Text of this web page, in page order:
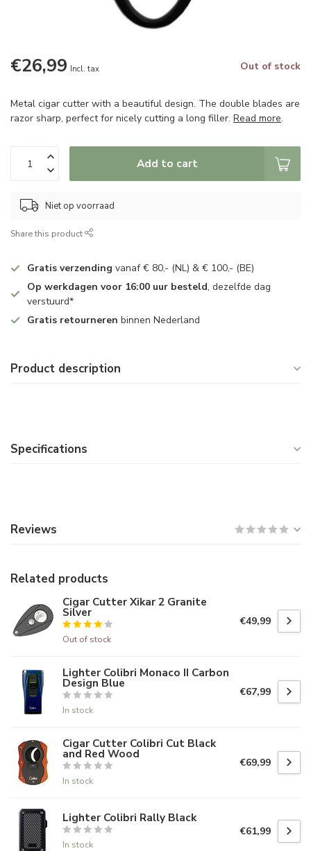
€26,99 Incl. tax Out of stock
Metal cigar cutter with a beautiful design. The double blades are
razor sharp, perfect for nicely cutting a long filler. Read more.
Add to cart
Niet op voorraad
Share this product
Gratis verzending vanaf € 80,- (NL) & € 100,- (BE)
Op werkdagen voor 16:00 uur besteld, dezelfde dag
verstuurd*
Gratis retourneren binnen Nederland
Product description
Specifications
Reviews
Related products
Cigar Cutter Xikar 2 Granite
Silver
Out of stock
€49,99
Lighter Colibri Monaco II Carbon
Design Blue
In stock
€67,99
Cigar Cutter Colibri Cut Black
and Red Wood
In stock
€69,99
Lighter Colibri Rally Black
In stock
€61,99